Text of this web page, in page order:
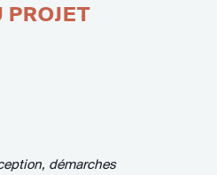
PROJET
démarches